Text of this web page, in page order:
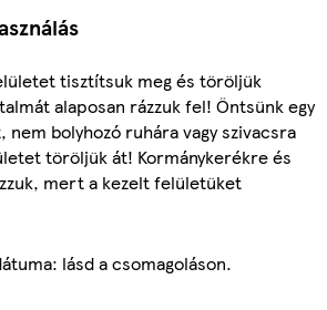
tisztítsuk meg és töröljük
alaposan rázzuk fel! Öntsünk egy
nem bolyhozó ruhára vagy szivacsra
töröljük át! Kormánykerékre és
mert a kezelt felületüket
lásd a csomagoláson.